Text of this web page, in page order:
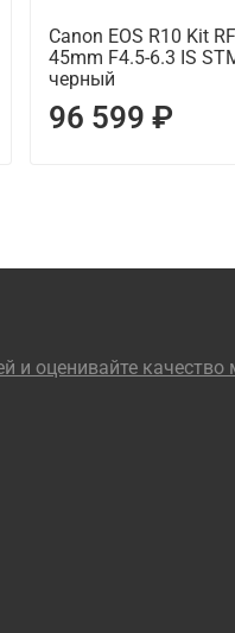
Canon EOS R10 Kit
45mm F4.5-6.3 IS
черный
96 599 ₽